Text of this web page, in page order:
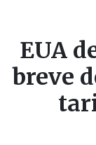
EUA
breve